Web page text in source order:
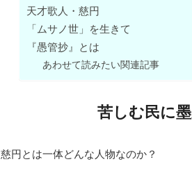
天才歌人・慈円
「ムサノ世」を生きて
『愚管抄』とは
あわせて読みたい関連記事
苦しむ民に
慈円とは一体どんな人物なのか？